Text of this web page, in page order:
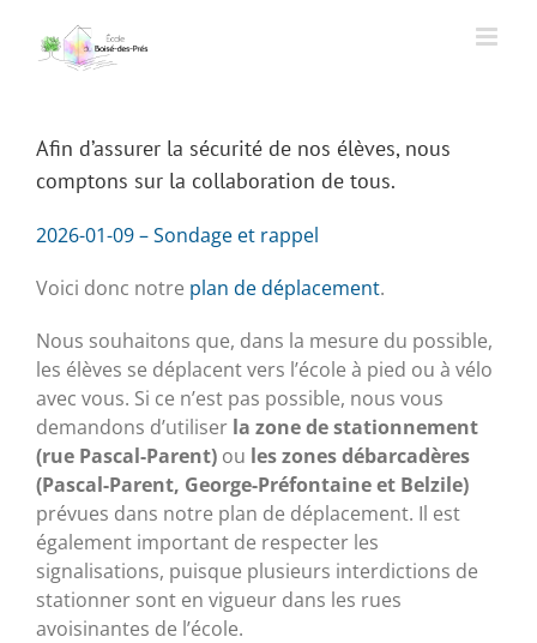
contenu
Afin d’assurer la sécurité de nos élèves, nous
comptons sur la collaboration de tous.
2026-01-09 – Sondage et rappel
Voici donc notre plan de déplacement.
Nous souhaitons que, dans la mesure du possible,
les élèves se déplacent vers l’école à pied ou à vélo
avec vous. Si ce n’est pas possible, nous vous
demandons d’utiliser la zone de stationnement
(rue Pascal-Parent)ou les zones débarcadères
(Pascal-Parent, George-Préfontaine et Belzile)
prévues dans notre plan de déplacement. Il est
également important de respecter les
signalisations, puisque plusieurs interdictions de
stationner sont en vigueur dans les rues
avoisinantes de l’école.